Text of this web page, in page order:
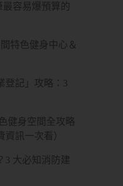
最容易爆預算的
特色健身中心＆
登記」攻略：3
健身空間全攻略
資訊一次看）
3 大必知消防建